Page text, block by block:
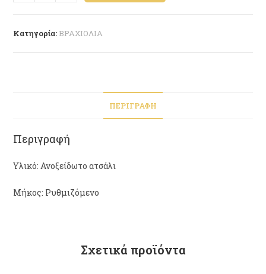
Κατηγορία: ΒΡΑΧΙΟΛΙΑ
ΠΕΡΙΓΡΑΦΉ
Περιγραφή
Υλικό: Ανοξείδωτο ατσάλι
Μήκος: Ρυθμιζόμενο
Σχετικά προϊόντα